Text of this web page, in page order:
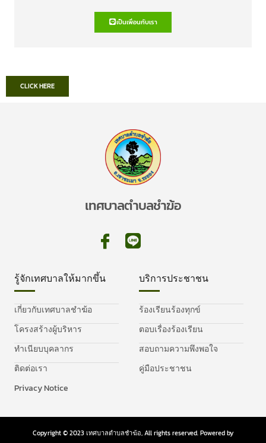
เป็นเพื่อนกับเรา
CLICK HERE
เทศบาลตำบลชำฆ้อ
รู้จักเทศบาลให้มากขึ้น
เกี่ยวกับเทศบาลชำฆ้อ
โครงสร้างผู้บริหาร
ทำเนียบบุคลากร
ติดต่อเรา
Privacy Notice
บริการประชาชน
ร้องเรียนร้องทุกข์
ตอบเรื่องร้องเรียน
สอบถามความพึงพอใจ
คู่มือประชาชน
Copyright © 2023 เทศบาลตำบลชำฆ้อ, All rights reserved. Powered by